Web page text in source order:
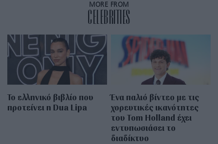
MORE FROM
CELEBRITIES
Το ελληνικό βιβλίο που
προτείνει η Dua Lipa
Ένα παλιό βίντεο με τις
χορευτικές ικανότητες
του Tom Holland έχει
εντυπωσιάσει το
διαδίκτυο